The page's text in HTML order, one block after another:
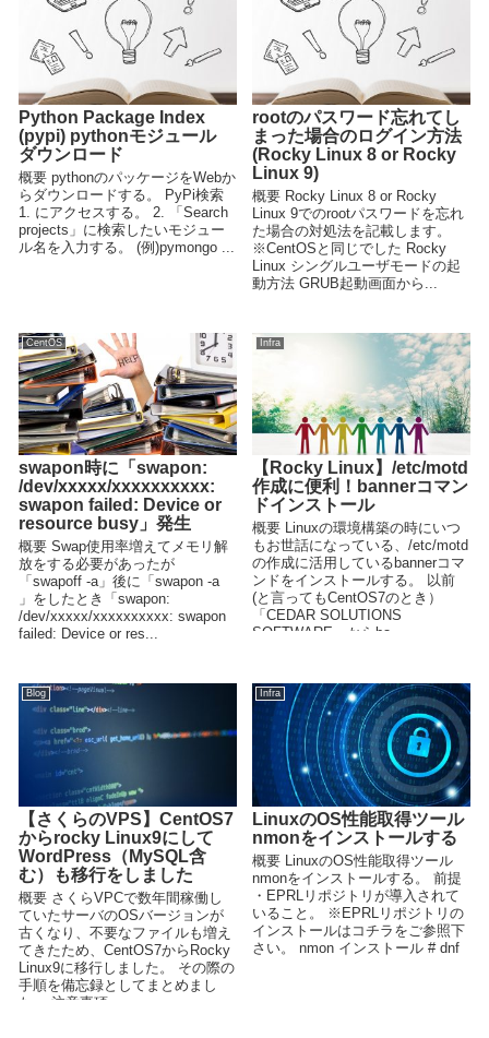
Python Package Index
(pypi) pythonモジュール
ダウンロード
概要 pythonのパッケージをWebか
らダウンロードする。 PyPi検索
1. にアクセスする。 2. 「Search
projects」に検索したいモジュー
ル名を入力する。 (例)pymongo ...
rootのパスワード忘れてし
まった場合のログイン方法
(Rocky Linux 8 or Rocky
Linux 9)
概要 Rocky Linux 8 or Rocky
Linux 9でのrootパスワードを忘れ
た場合の対処法を記載します。
※CentOSと同じでした Rocky
Linux シングルユーザモードの起
動方法 GRUB起動画面から...
CentOS
swapon時に「swapon:
/dev/xxxxx/xxxxxxxxxx:
swapon failed: Device or
resource busy」発生
概要 Swap使用率増えてメモリ解
放をする必要があったが
「swapoff -a」後に「swapon -a
」をしたとき「swapon:
/dev/xxxxx/xxxxxxxxxx: swapon
failed: Device or res...
Infra
【Rocky Linux】/etc/motd
作成に便利！bannerコマン
ドインストール
概要 Linuxの環境構築の時にいつ
もお世話になっている、/etc/motd
の作成に活用しているbannerコマ
ンドをインストールする。 以前
(と言ってもCentOS7のとき）
「CEDAR SOLUTIONS
SOFTWARE」からba...
Blog
【さくらのVPS】CentOS7
からrocky Linux9にして
WordPress（MySQL含
む）も移行をしました
概要 さくらVPCで数年間稼働し
ていたサーバのOSバージョンが
古くなり、不要なファイルも増え
てきたため、CentOS7からRocky
Linux9に移行しました。 その際の
手順を備忘録としてまとめまし
た。 注意事項 ...
Infra
LinuxのOS性能取得ツール
nmonをインストールする
概要 LinuxのOS性能取得ツール
nmonをインストールする。 前提
・EPRLリポジトリが導入されて
いること。 ※EPRLリポジトリの
インストールはコチラをご参照下
さい。 nmon インストール # dnf